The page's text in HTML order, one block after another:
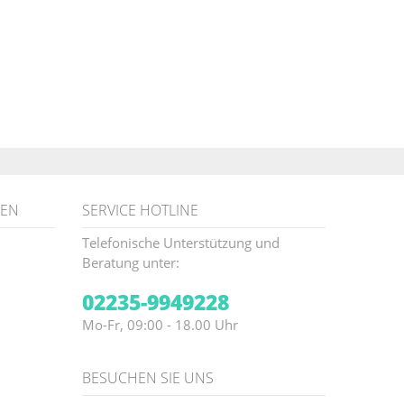
SERVICE HOTLINE
Telefonische Unterstützung und
Beratung unter:
02235-9949228
Mo-Fr, 09:00 - 18.00 Uhr
BESUCHEN SIE UNS